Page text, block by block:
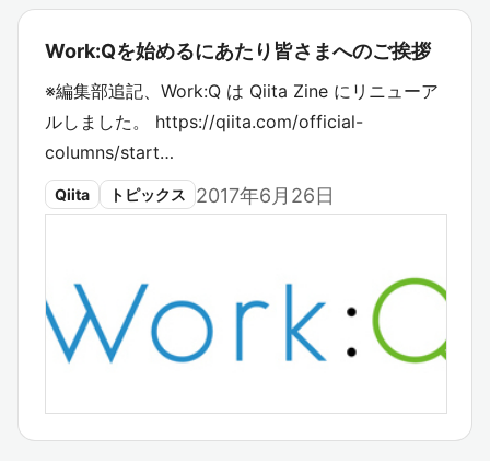
Work:Qを始めるにあたり皆さまへのご挨拶
※編集部追記、Work:Q は Qiita Zine にリニューア
ルしました。 https://qiita.com/official-
columns/start…
Qiita トピックス 2017年6月26日